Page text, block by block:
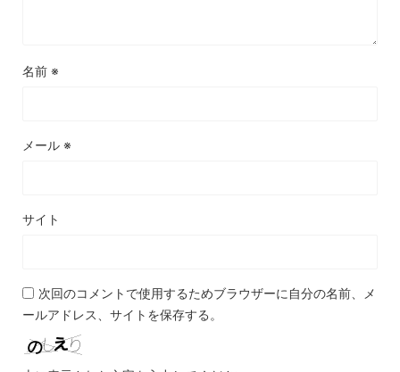
名前 ※
メール ※
サイト
次回のコメントで使用するためブラウザーに自分の名前、メ
ールアドレス、サイトを保存する。